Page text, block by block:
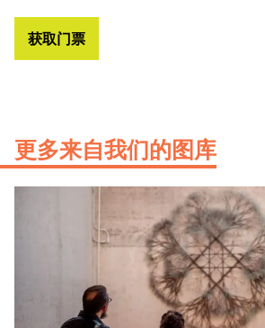
获取门票
更多来自我们的图库